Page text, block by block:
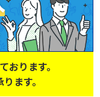
おります。
ます。